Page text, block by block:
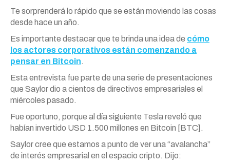
Te sorprenderá lo rápido que se están moviendo las cosas
desde hace un año.
Es importante destacar que te brinda una idea de cómo
los actores corporativos están comenzando a
pensar en Bitcoin.
Esta entrevista fue parte de una serie de presentaciones
que Saylor dio a cientos de directivos empresariales el
miércoles pasado.
Fue oportuno, porque al día siguiente Tesla reveló que
habían invertido USD 1.500 millones en Bitcoin [BTC].
Saylor cree que estamos a punto de ver una “avalancha”
de interés empresarial en el espacio cripto. Dijo: